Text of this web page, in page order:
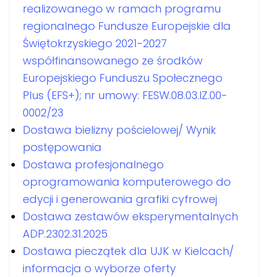
realizowanego w ramach programu
regionalnego Fundusze Europejskie dla
Świętokrzyskiego 2021-2027
współfinansowanego ze środków
Europejskiego Funduszu Społecznego
Plus (EFS+); nr umowy: FESW.08.03.IZ.00-
0002/23
Dostawa bielizny pościelowej/ Wynik
postępowania
Dostawa profesjonalnego
oprogramowania komputerowego do
edycji i generowania grafiki cyfrowej
Dostawa zestawów eksperymentalnych
ADP.2302.31.2025
Dostawa pieczątek dla UJK w Kielcach/
informacja o wyborze oferty